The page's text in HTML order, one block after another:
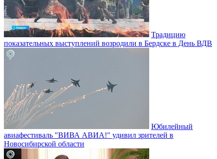
Традицию
показательных выступлений возродили в Бердске в День ВДВ
Юбилейный
авиафестиваль "ВИВА АВИА!" удивил зрителей в
Новосибирской области